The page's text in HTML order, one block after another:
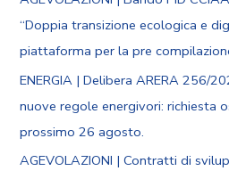
“Doppia transizione ecologica e
piattaforma per la pre
ENERGIA | Delibera ARERA 256/
nuove regole energivori: richiesta
prossimo 26 agosto.
AGEVOLAZIONI | Contratti di